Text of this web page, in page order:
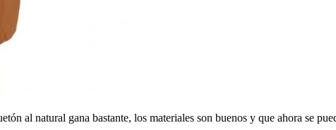
al natural gana bastante, los materiales son buenos y que ahora se